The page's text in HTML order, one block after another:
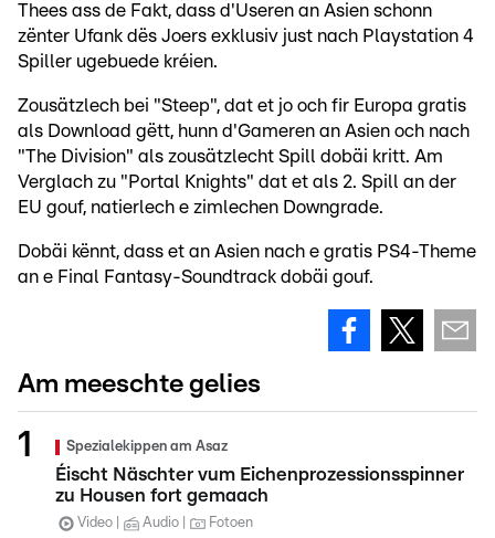
Thees ass de Fakt, dass d'Useren an Asien schonn
zënter Ufank dës Joers exklusiv just nach Playstation 4
Spiller ugebuede kréien.
Zousätzlech bei "Steep", dat et jo och fir Europa gratis
als Download gëtt, hunn d'Gameren an Asien och nach
"The Division" als zousätzlecht Spill dobäi kritt. Am
Verglach zu "Portal Knights" dat et als 2. Spill an der
EU gouf, natierlech e zimlechen Downgrade.
Dobäi kënnt, dass et an Asien nach e gratis PS4-Theme
an e Final Fantasy-Soundtrack dobäi gouf.
Am meeschte gelies
Spezialekippen am Asaz
Éischt Näschter vum Eichenprozessionsspinner
zu Housen fort gemaach
Video Audio Fotoen